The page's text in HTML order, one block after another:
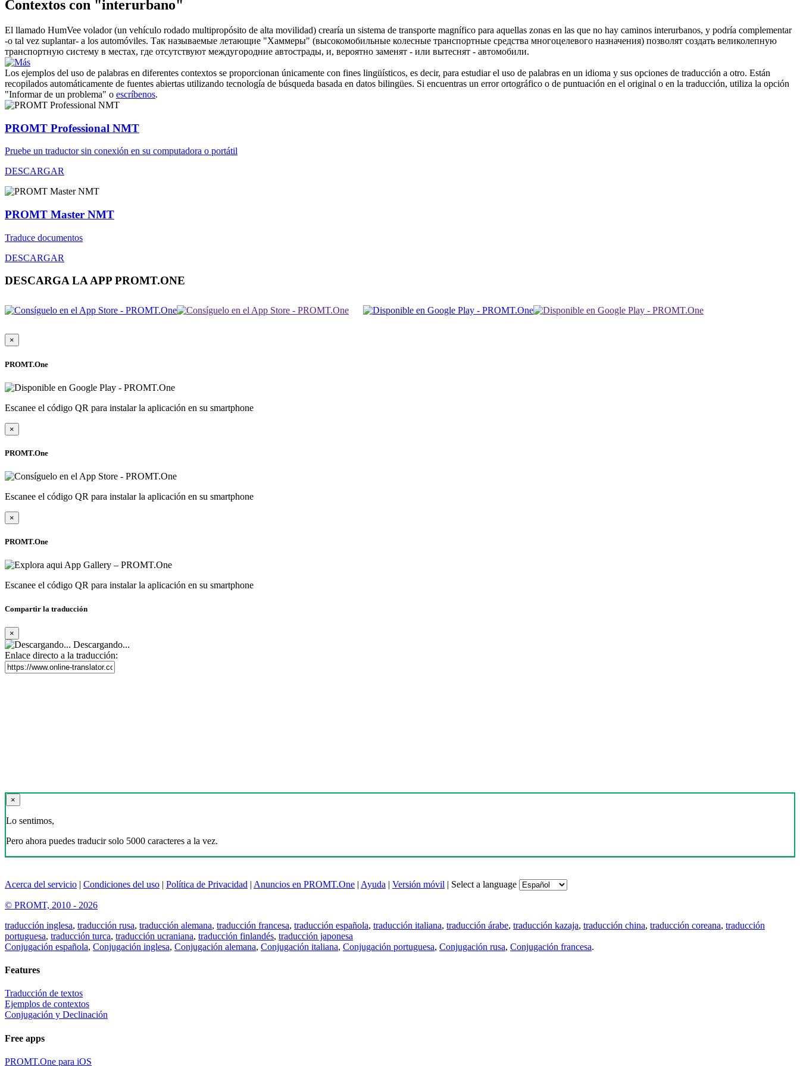
Contextos con "interurbano"
El llamado HumVee volador (un vehículo rodado multipropósito de alta movilidad) crearía un sistema de transporte magnífico para aquellas zonas en las que no hay caminos interurbanos, y podría complementar
-o tal vez suplantar- a los automóviles. Так называемые летающие "Хаммеры" (высокомобильные колесные транспортные средства многоцелевого назначения) позволят создать великолепную
транспортную систему в местах, где отсутствуют междугородние автострады, и, вероятно заменят - или вытеснят - автомобили.
Los ejemplos del uso de palabras en diferentes contextos se proporcionan únicamente con fines lingüísticos, es decir, para estudiar el uso de palabras en un idioma y sus opciones de traducción a otro. Están
recopilados automáticamente de fuentes abiertas utilizando tecnología de búsqueda basada en datos bilingües. Si encuentras un error ortográfico o de puntuación en el original o en la traducción, utiliza la opción
"Informar de un problema" o escríbenos.
PROMT Professional NMT
Pruebe un traductor sin conexión en su computadora o portátil
DESCARGAR
PROMT Master NMT
Traduce documentos
DESCARGAR
DESCARGA LA APP PROMT.ONE
×
PROMT.One
Escanee el código QR para instalar la aplicación en su smartphone
×
PROMT.One
Escanee el código QR para instalar la aplicación en su smartphone
×
PROMT.One
Escanee el código QR para instalar la aplicación en su smartphone
Compartir la traducción
×
Descargando...
Enlace directo a la traducción:
×
Lo sentimos,
Pero ahora puedes traducir solo 5000 caracteres a la vez.
Acerca del servicio | Condiciones del uso | Política de Privacidad | Anuncios en PROMT.One | Ayuda | Versión móvil | Select a language
© PROMT, 2010 - 2026
traducción inglesa, traducción rusa, traducción alemana, traducción francesa, traducción española, traducción italiana, traducción árabe, traducción kazaja, traducción china, traducción coreana, traducción
portuguesa, traducción turca, traducción ucraniana, traducción finlandés, traducción japonesa
Conjugación española, Conjugación inglesa, Conjugación alemana, Conjugación italiana, Conjugación portuguesa, Conjugación rusa, Conjugación francesa.
Features
Traducción de textos
Ejemplos de contextos
Conjugación y Declinación
Free apps
PROMT.One para iOS